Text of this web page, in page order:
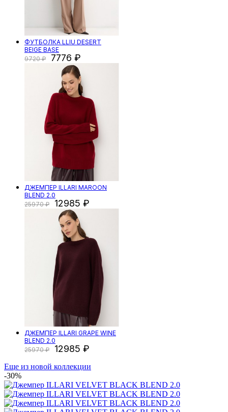
ФУТБОЛКА LLIU DESERT
BEIGE BASE
9720
7776
ДЖЕМПЕР ILLARI MAROON
BLEND 2.0
25970
12985
ДЖЕМПЕР ILLARI GRAPE WINE
BLEND 2.0
25970
12985
Еще из новой коллекции
-30%